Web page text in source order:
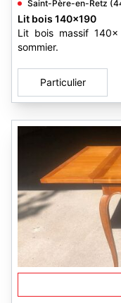
Saint-Père-en-Retz
Lit bois 140x190
Lit bois massif
sommier.
Particulier